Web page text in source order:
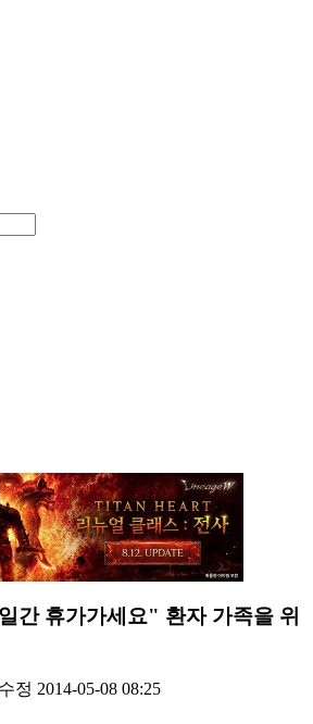
간 휴가가세요" 환자 가족을 위
수정 2014-05-08 08:25